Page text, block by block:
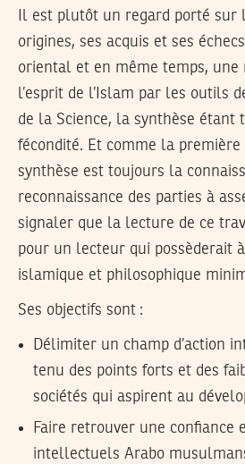
Il est plutôt un regard porté sur
origines, ses acquis et ses
oriental et en même temps, une
l’esprit de l’Islam par les outils
de la Science, la synthèse étant
fécondité. Et comme la première
synthèse est toujours la
reconnaissance des parties à
signaler que la lecture de ce
pour un lecteur qui possèderait
islamique et philosophique
Ses objectifs sont :
Délimiter un champ d’action
tenu des points forts et des
sociétés qui aspirent au
Faire retrouver une confiance
intellectuels Arabo